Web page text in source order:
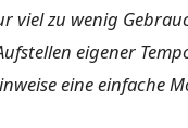
viel zu wenig
eigener
eine einfache